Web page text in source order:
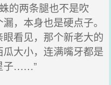
的两条腿也不是吹
，本身也是硬点子。
看见，那个新老大的
大小，连满嘴牙都是
子……”